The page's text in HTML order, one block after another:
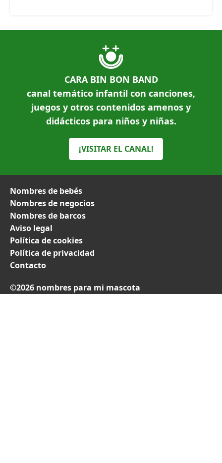
CARA BIN BON BAND
canal temático infantil con canciones,
juegos y otros contenidos amenos y
didácticos para niños y niñas.
¡VISITAR EL CANAL!
Nombres de bebés
Nombres de negocios
Nombres de barcos
Aviso legal
Política de cookies
Política de privacidad
Contacto
©2026 nombres para mi mascota